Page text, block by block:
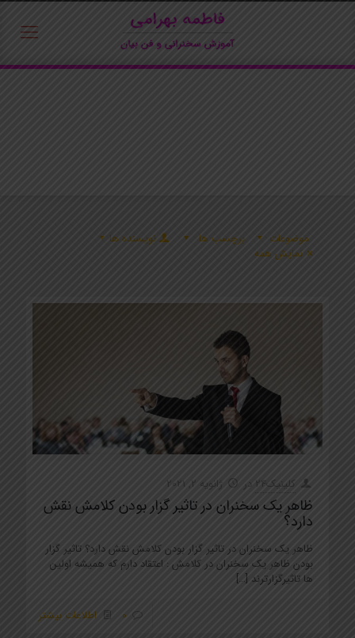
موضوعات برچسب ها
نویسنده ها
نمایش همه
کلینیک24 در ژانویه 2, 2021
ظاهر یک سخنران در تاثیر گزار بودن کلامش نقش
دارد؟
ظاهر یک سخنران در تاثیر گزار بودن کلامش نقش دارد؟ تاثیر گزار
بودن ظاهر یک سخنران در کلامش : اعتقاد دارم که همیشه اولین
ها تاثیرگزارترند […]
0 اطلاعات بیشتر